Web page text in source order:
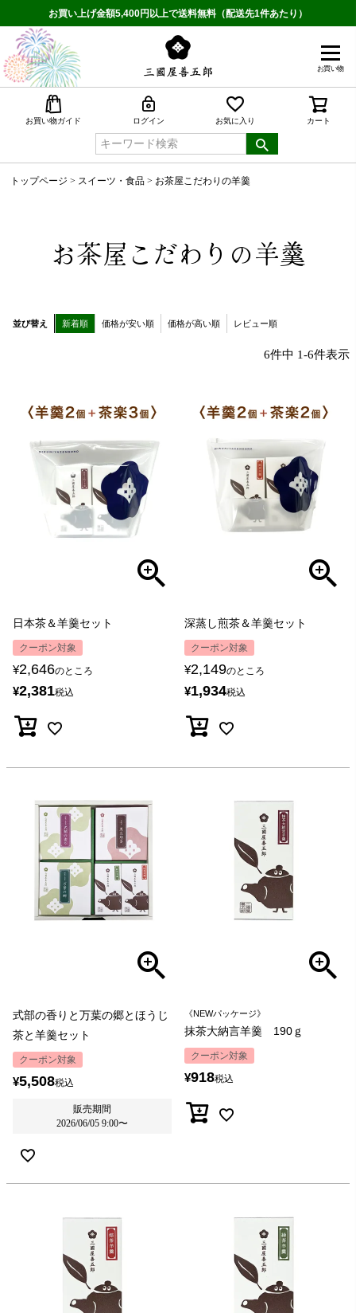
お買い上げ金額5,400円以上で送料無料（配送先1件あたり）
お買い物
お買い物ガイド ログイン お気に入り カート
トップページ スイーツ・食品 お茶屋こだわりの羊羹
お茶屋こだわりの羊羹
並び替え 新着順 価格が安い順 価格が高い順 レビュー順
6件中 1-6件表示
日本茶＆羊羹セット
クーポン対象
¥2,646のところ
¥2,381税込
深蒸し煎茶＆羊羹セット
クーポン対象
¥2,149のところ
¥1,934税込
式部の香りと万葉の郷とほうじ
茶と羊羹セット
クーポン対象
¥5,508税込
販売期間
2026/06/05 9:00〜
《NEWパッケージ》
抹茶大納言羊羹 190ｇ
クーポン対象
¥918税込